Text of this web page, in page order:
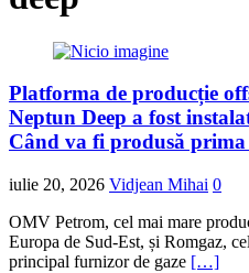
Platforma de producție
Neptun Deep a fost
Când va fi produsă prima
iulie 20, 2026 Vidjean Mihai 0
OMV Petrom, cel mai mare
Europa de Sud-Est, și Romgaz,
principal furnizor de gaze […]